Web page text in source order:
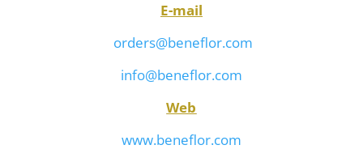
E-mail
orders@beneflor.com
info@beneflor.com
Web
www.beneflor.com